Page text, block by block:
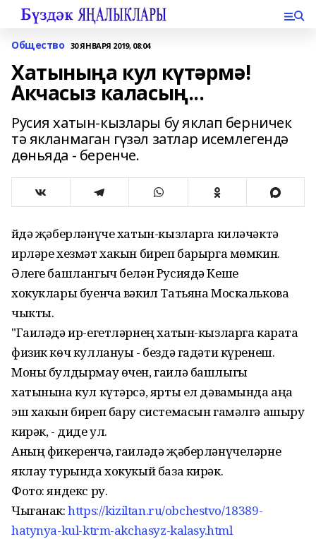
Общество 30 ЯНВАРЯ 2019, 08:04
Хатыныңа кул күтәрмә!
Акчасыз каласың...
Русия хатын-кызлары бу яклап берничек
тә якланмаган гүзәл затлар исемлегендә
дөньяда - беренче.
Өйдә җәберләнүче хатын-кызларга киләчәктә
ирләре хезмәт хакын биреп барырга мөмкин.
Әлеге башлангыч белән Русиядә Кеше
хокуклары буенча вәкил Татьяна Москалькова
чыкты.
"Гаиләдә ир-егетләрнең хатын-кызларга карата
физик көч куллануы - бездә гадәти күренеш.
Моны булдырмау өчен, гаилә башлыгы
хатынына кул күтәрсә, ярты ел дәвамында аңа
эш хакын биреп бару системасын гамәлгә ашыру
кирәк, - диде ул.
Аның фикеренчә, гаиләдә җәберләнүчеләрне
яклау турында хокукый база кирәк.
Фото: яндекс ру.
Чыганак:https://kiziltan.ru/obchestvo/18389-
hatynya-kul-ktrm-akchasyz-kalasy.html